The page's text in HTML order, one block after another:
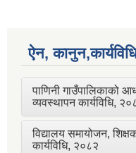
ऐन,
पाणिनी गाउँपालिकाको
व्यवस्थापन कार्यविधि,
विद्यालय समायोजन,
कार्यविधि, २०८२